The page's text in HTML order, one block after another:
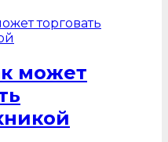
может